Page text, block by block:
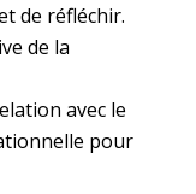
de réfléchir.
de la
avec le
pour